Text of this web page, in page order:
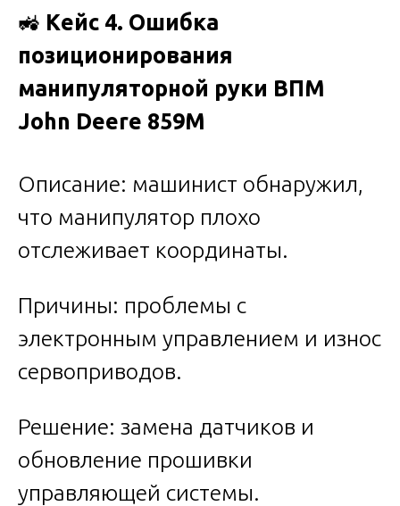
🚜 Кейс 4. Ошибка
позиционирования
манипуляторной руки ВПМ
John Deere 859M
Описание: машинист обнаружил,
что манипулятор плохо
отслеживает координаты.
Причины: проблемы с
электронным управлением и износ
сервоприводов.
Решение: замена датчиков и
обновление прошивки
управляющей системы.